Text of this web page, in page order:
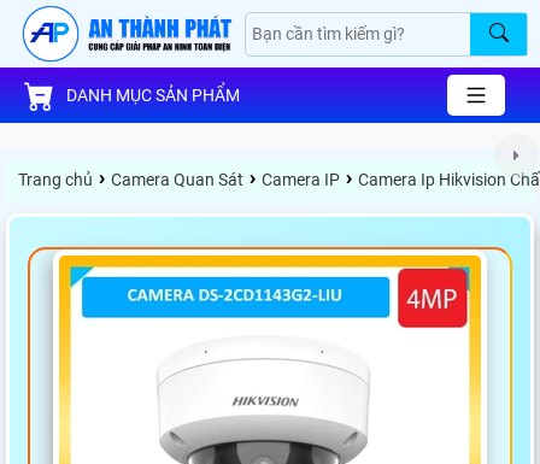
DANH MỤC SẢN PHẨM
Trang chủ › Camera Quan Sát › Camera IP › Camera Ip Hikvision